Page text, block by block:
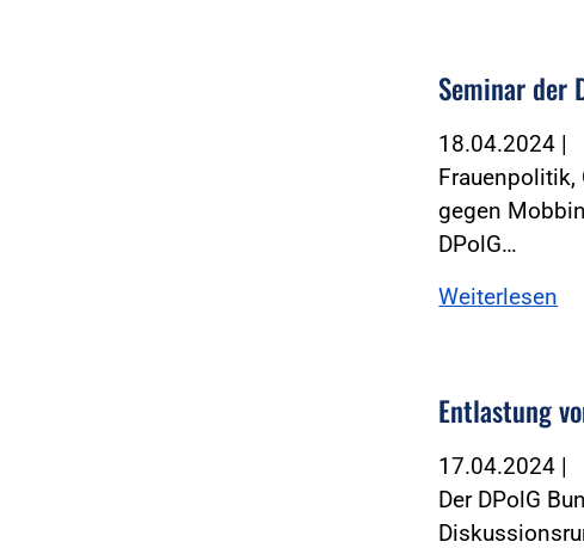
Seminar der
18.04.2024 |
Frauenpolitik,
gegen
DPolG…
Weiterlesen
Entlastung
17.04.2024 |
Der DPolG